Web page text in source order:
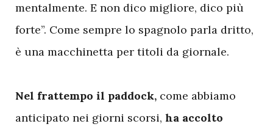
mentalmente. E non dico migliore, dico più
forte”. Come sempre lo spagnolo parla dritto,
è una macchinetta per titoli da giornale.
Nel frattempo il paddock, come abbiamo
anticipato nei giorni scorsi, ha accolto